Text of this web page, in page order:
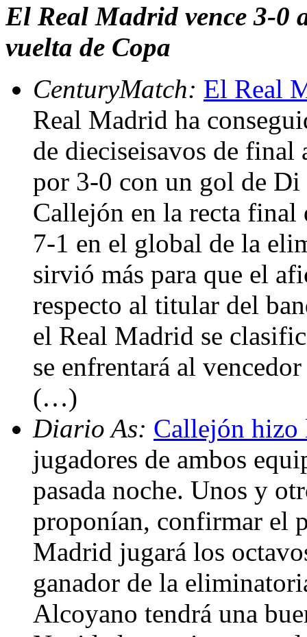
El Real Madrid vence 3-0
vuelta de Copa
CenturyMatch: El Real
Real Madrid ha
de dieciseisavos de
por 3-0 con un gol de
Callejón en la recta final
7-1 en el global de la
sirvió más para que el
respecto al titular del
el Real Madrid se
se enfrentará al
(…)
Diario As: Callejón hizo
jugadores de ambos
pasada noche. Unos y
proponían, confirmar el
Madrid jugará los
ganador de la
Alcoyano tendrá una